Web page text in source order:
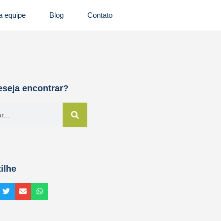
equipe Blog Contato
encontrar?